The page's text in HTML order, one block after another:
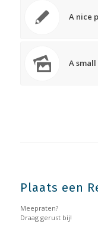
A nice
A
Plaats een
Meepraten?
Draag gerust bij!